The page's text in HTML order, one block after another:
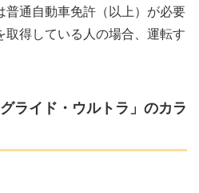
普通自動車免許（以上）が必要
取得している人の場合、運転す
ライド・ウルトラ」のカラ